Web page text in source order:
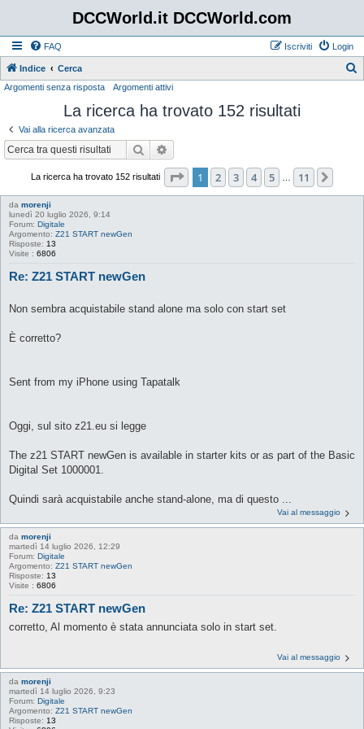
DCCWorld.it DCCWorld.com
FAQ Login
Iscriviti
Indice Cerca
Argomenti senza risposta Argomenti attivi
La ricerca ha trovato 152 risultati
Vai alla ricerca avanzata
Cerca
La ricerca ha trovato 152 risultati Pagina di 11
1 2 3 4 5 11
da morenji
lunedì 20 luglio 2026, 9:14
Forum: Digitale
Argomento: Z21 START newGen
Risposte: 13
Visite : 6806
Re: Z21 START newGen
Non sembra acquistabile stand alone ma solo con start set
È corretto?
Sent from my iPhone using Tapatalk
Oggi, sul sito z21.eu si legge
The z21 START newGen is available in starter kits or as part of the Basic
Digital Set 1000001.
Quindi sarà acquistabile anche stand-alone, ma di questo ...
Vai al messaggio
da morenji
martedì 14 luglio 2026, 12:29
Forum: Digitale
Argomento: Z21 START newGen
Risposte: 13
Visite : 6806
Re: Z21 START newGen
corretto, Al momento è stata annunciata solo in start set.
Vai al messaggio
da morenji
martedì 14 luglio 2026, 9:23
Forum: Digitale
Argomento: Z21 START newGen
Risposte: 13